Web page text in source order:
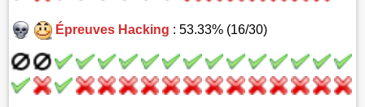
Épreuves Hacking : 53.33% (16/30)